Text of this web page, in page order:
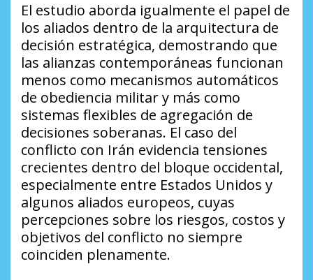
El estudio aborda igualmente el papel de
los aliados dentro de la arquitectura de
decisión estratégica, demostrando que
las alianzas contemporáneas funcionan
menos como mecanismos automáticos
de obediencia militar y más como
sistemas flexibles de agregación de
decisiones soberanas. El caso del
conflicto con Irán evidencia tensiones
crecientes dentro del bloque occidental,
especialmente entre Estados Unidos y
algunos aliados europeos, cuyas
percepciones sobre los riesgos, costos y
objetivos del conflicto no siempre
coinciden plenamente.